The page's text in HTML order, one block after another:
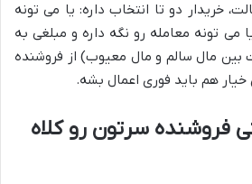
خریدار دو تا انتخاب داره: یا می تونه
می تونه معامله رو نگه داره و مبلغی به
مال سالم و مال معیوب) از فروشنده
خیار هم باید فوری اعمال بشه.
فروشنده سرتون رو کلاه